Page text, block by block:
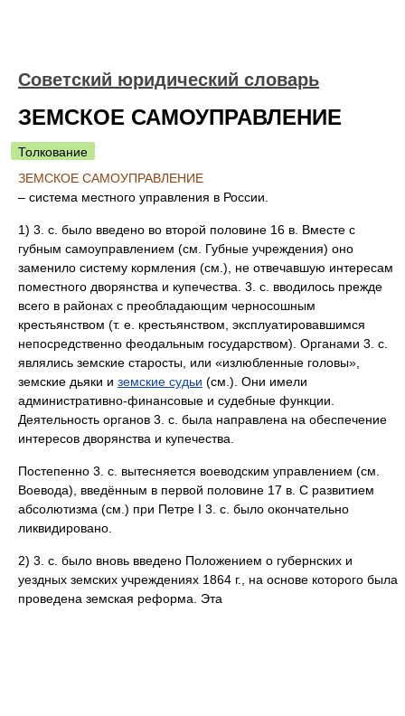
Советский юридический словарь
ЗЕМСКОЕ САМОУПРАВЛЕНИЕ
Толкование
ЗЕМСКОЕ САМОУПРАВЛЕНИЕ
– система местного управления в России.
1) 3. с. было введено во второй половине 16 в. Вместе с
губным самоуправлением (см. Губные учреждения) оно
заменило систему кормления (см.), не отвечавшую интересам
поместного дворянства и купечества. 3. с. вводилось прежде
всего в районах с преобладающим черносошным
крестьянством (т. е. крестьянством, эксплуатировавшимся
непосредственно феодальным государством). Органами 3. с.
являлись земские старосты, или «излюбленные головы»,
земские дьяки и земские судьи (см.). Они имели
административно-финансовые и судебные функции.
Деятельность органов 3. с. была направлена на обеспечение
интересов дворянства и купечества.
Постепенно 3. с. вытесняется воеводским управлением (см.
Воевода), введённым в первой половине 17 в. С развитием
абсолютизма (см.) при Петре I 3. с. было окончательно
ликвидировано.
2) 3. с. было вновь введено Положением о губернских и
уездных земских учреждениях 1864 г., на основе которого была
проведена земская реформа. Эта